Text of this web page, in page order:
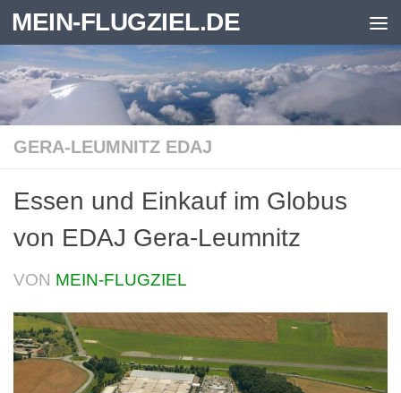
Zum Inhalt springen
MEIN-FLUGZIEL.DE
GERA-LEUMNITZ EDAJ
Essen und Einkauf im Globus
von EDAJ Gera-Leumnitz
VON MEIN-FLUGZIEL